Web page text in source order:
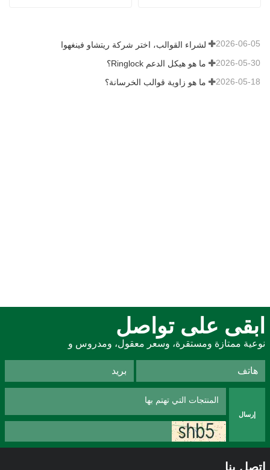
لشراء القوالب، اختر شركة ريتشاو فينغهوا 2026-06-05
ما هو هيكل الدعم Ringlock؟ 2026-05-30
ما هو زاوية قوالب الخرسانة؟ 2026-05-18
ابقى على تواصل
نوعية ممتازة ومستقرة، وسعر معقول، ومدروس و
إرسال
اتصل بنا